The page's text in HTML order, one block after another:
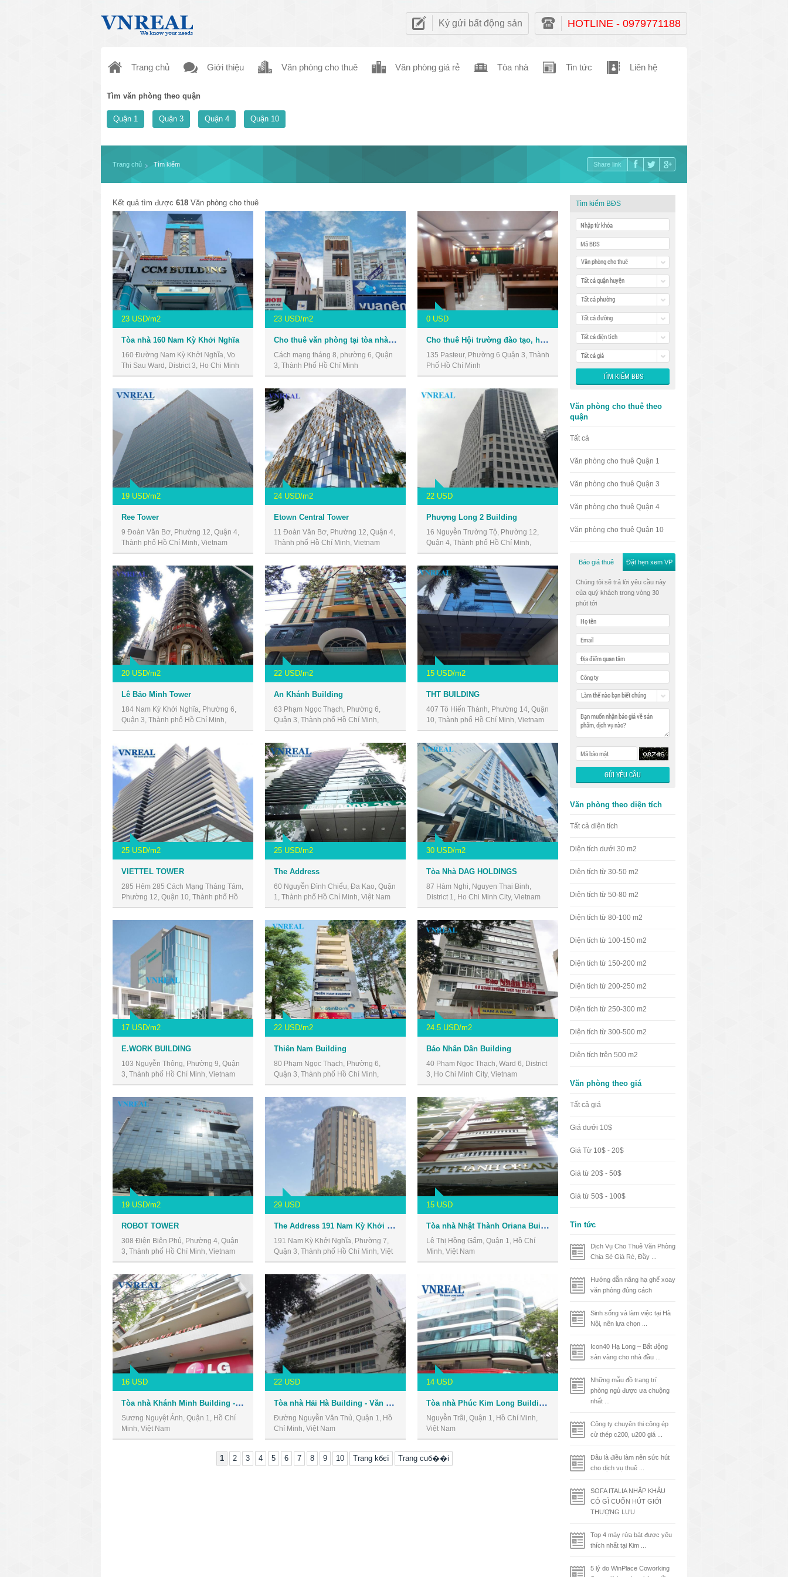
Ký gửi bất động sản HOTLINE - 0979771188
Trang chủ Giới thiệu Văn phòng cho thuê Văn phòng giá rẻ Tòa nhà Tin tức Liên hệ
Tìm văn phòng theo quận
Quận 1 Quận 3 Quận 4 Quận 10
Trang chủ Tìm kiếm Share link
Kết quả tìm được 618 Văn phòng cho thuê
23 USD/m2
Tòa nhà 160 Nam Kỳ Khởi Nghĩa
160 Đường Nam Kỳ Khởi Nghĩa, Vo
Thi Sau Ward, District 3, Ho Chi Minh
City, Vietnam
23 USD/m2
Cho thuê văn phòng tại tòa nhà số 30 Cách Mạng Tháng 8, Quận 3
Cách mạng tháng 8, phường 6, Quận
3, Thành Phố Hồ Chí Minh
0 USD
Cho thuê Hội trường đào tạo, hội thảo, hội họp ngay trung tâm Quận 3
135 Pasteur, Phường 6 Quận 3, Thành
Phố Hồ Chí Minh
19 USD/m2
Ree Tower
9 Đoàn Văn Bơ, Phường 12, Quận 4,
Thành phố Hồ Chí Minh, Vietnam
24 USD/m2
Etown Central Tower
11 Đoàn Văn Bơ, Phường 12, Quận 4,
Thành phố Hồ Chí Minh, Vietnam
22 USD
Phượng Long 2 Building
16 Nguyễn Trường Tộ, Phường 12,
Quận 4, Thành phố Hồ Chí Minh,
Vietnam
20 USD/m2
Lê Bảo Minh Tower
184 Nam Kỳ Khởi Nghĩa, Phường 6,
Quận 3, Thành phố Hồ Chí Minh,
Vietnam
22 USD/m2
An Khánh Building
63 Phạm Ngọc Thạch, Phường 6,
Quận 3, Thành phố Hồ Chí Minh,
Vietnam
15 USD/m2
THT BUILDING
407 Tô Hiến Thành, Phường 14, Quận
10, Thành phố Hồ Chí Minh, Vietnam
25 USD/m2
VIETTEL TOWER
285 Hẻm 285 Cách Mạng Tháng Tám,
Phường 12, Quận 10, Thành phố Hồ
Chí Minh, Vietnam
25 USD/m2
The Address
60 Nguyễn Đình Chiểu, Đa Kao, Quận
1, Thành phố Hồ Chí Minh, Việt Nam
30 USD/m2
Tòa Nhà DAG HOLDINGS
87 Hàm Nghi, Nguyen Thai Binh,
District 1, Ho Chi Minh City, Vietnam
17 USD/m2
E.WORK BUILDING
103 Nguyễn Thông, Phường 9, Quận
3, Thành phố Hồ Chí Minh, Vietnam
22 USD/m2
Thiên Nam Building
80 Phạm Ngọc Thạch, Phường 6,
Quận 3, Thành phố Hồ Chí Minh,
Vietnam
24.5 USD/m2
Báo Nhân Dân Building
40 Phạm Ngọc Thạch, Ward 6, District
3, Ho Chi Minh City, Vietnam
19 USD/m2
ROBOT TOWER
308 Điện Biên Phủ, Phường 4, Quận
3, Thành phố Hồ Chí Minh, Vietnam
29 USD
The Address 191 Nam Kỳ Khởi Nghĩa
191 Nam Kỳ Khởi Nghĩa, Phường 7,
Quận 3, Thành phố Hồ Chí Minh, Việt
Nam
15 USD
Tòa nhà Nhật Thành Oriana Building - Văn phòng cho thuê Quận 1
Lê Thị Hồng Gấm, Quận 1, Hồ Chí
Minh, Việt Nam
16 USD
Tòa nhà Khánh Minh Building - Văn phòng cho thuê Quận 1
Sương Nguyệt Ánh, Quận 1, Hồ Chí
Minh, Việt Nam
22 USD
Tòa nhà Hải Hà Building - Văn phòng cho thuê Quận 1
Đường Nguyễn Văn Thủ, Quận 1, Hồ
Chí Minh, Việt Nam
14 USD
Tòa nhà Phúc Kim Long Building - Văn phòng cho thuê Quận 1
Nguyễn Trãi, Quận 1, Hồ Chí Minh,
Việt Nam
1 2 3 4 5 6 7 8 9 10 Trang kбєї Trang cuб��i
Tìm kiếm BĐS
Văn phòng cho thuê
Tất cả quận huyện
Tất cả phường
Tất cả đường
Tất cả diện tích
Tất cả giá
Văn phòng cho thuê theo
quận
Tất cả
Văn phòng cho thuê Quận 1
Văn phòng cho thuê Quận 3
Văn phòng cho thuê Quận 4
Văn phòng cho thuê Quận 10
Báo giá thuê Đặt hẹn xem VP
Chúng tôi sẽ trả lời yêu cầu này
của quý khách trong vòng 30
phút tới
Làm thế nào bạn biết chúng
Văn phòng theo diện tích
Tất cả diện tích
Diện tích dưới 30 m2
Diện tích từ 30-50 m2
Diện tích từ 50-80 m2
Diện tích từ 80-100 m2
Diện tích từ 100-150 m2
Diện tích từ 150-200 m2
Diện tích từ 200-250 m2
Diện tích từ 250-300 m2
Diện tích từ 300-500 m2
Diện tích trên 500 m2
Văn phòng theo giá
Tất cả giá
Giá dưới 10$
Giá Từ 10$ - 20$
Giá từ 20$ - 50$
Giá từ 50$ - 100$
Tin tức
Dịch Vụ Cho Thuê Văn Phòng
Chia Sẻ Giá Rẻ, Đầy ...
Hướng dẫn nâng hạ ghế xoay
văn phòng đúng cách
Sinh sống và làm việc tại Hà
Nội, nên lựa chọn ...
Icon40 Hạ Long – Bất động
sản vàng cho nhà đầu ...
Những mẫu đồ trang trí
phòng ngủ được ưa chuộng
nhất ...
Công ty chuyên thi công ép
cừ thép c200, u200 giá ...
Đâu là điều làm nên sức hút
cho dịch vụ thuê ...
SOFA ITALIA NHẬP KHẨU
CÓ GÌ CUỐN HÚT GIỚI
THƯỢNG LƯU
Top 4 máy rửa bát được yêu
thích nhất tại Kim ...
5 lý do WinPlace Coworking